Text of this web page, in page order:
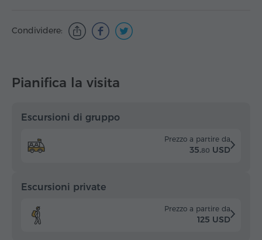
Condividere:
Pianifica la visita
Escursioni di gruppo
Prezzo a partire da
35.80 USD
Escursioni private
Prezzo a partire da
125 USD